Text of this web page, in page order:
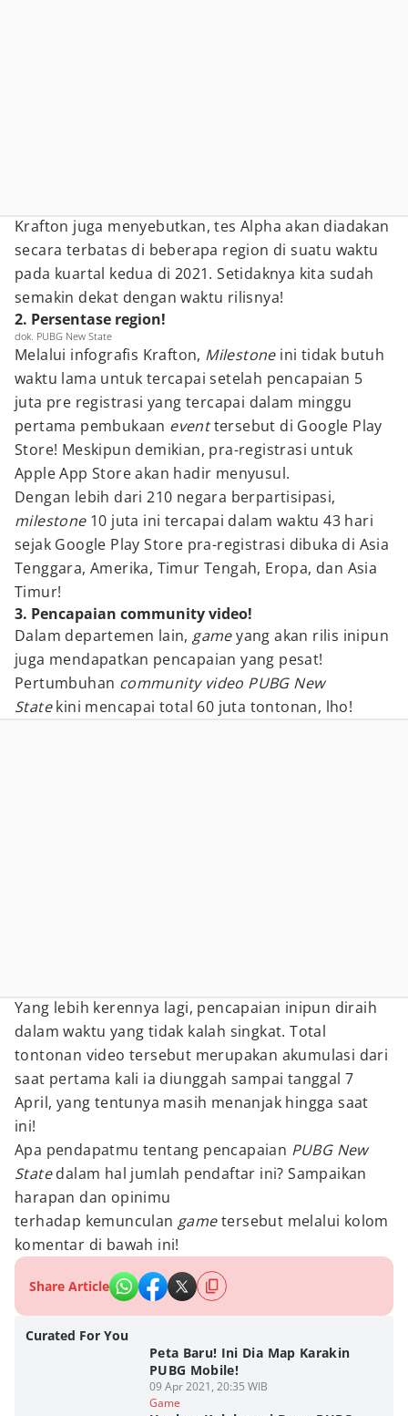
Krafton juga menyebutkan, tes Alpha akan diadakan
secara terbatas di beberapa region di suatu waktu
pada kuartal kedua di 2021. Setidaknya kita sudah
semakin dekat dengan waktu rilisnya!
2. Persentase region!
dok. PUBG New State
Melalui infografis Krafton, Milestoneini tidak butuh
waktu lama untuk tercapai setelah pencapaian 5
juta pre registrasi yang tercapai dalam minggu
pertama pembukaan eventtersebut di Google Play
Store! Meskipun demikian, pra-registrasi untuk
Apple App Store akan hadir menyusul.
Dengan lebih dari 210 negara berpartisipasi,
milestone10 juta ini tercapai dalam waktu 43 hari
sejak Google Play Store pra-registrasi dibuka di Asia
Tenggara, Amerika, Timur Tengah, Eropa, dan Asia
Timur!
3. Pencapaian community video!
Dalam departemen lain, gameyang akan rilis inipun
juga mendapatkan pencapaian yang pesat!
Pertumbuhan community video PUBG New
Statekini mencapai total 60 juta tontonan, lho!
Yang lebih kerennya lagi, pencapaian inipun diraih
dalam waktu yang tidak kalah singkat. Total
tontonan video tersebut merupakan akumulasi dari
saat pertama kali ia diunggah sampai tanggal 7
April, yang tentunya masih menanjak hingga saat
ini!
Apa pendapatmu tentang pencapaian PUBG New
Statedalam hal jumlah pendaftar ini? Sampaikan
harapan dan opinimu
terhadap kemunculan gametersebut melalui kolom
komentar di bawah ini!
Share Article
Curated For You
Peta Baru! Ini Dia Map Karakin
PUBG Mobile!
09 Apr 2021, 20:35 WIB
Game